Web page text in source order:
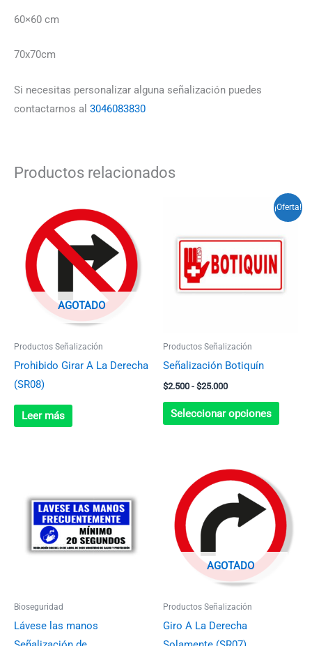
60×60 cm
70x70cm
Si necesitas personalizar alguna señalización puedes
contactarnos al 3046083830
Productos relacionados
AGOTADO
Productos Señalización
Prohibido Girar A La Derecha
(SR08)
Leer más
¡Oferta!
Productos Señalización
Señalización Botiquín
$2.500 - $25.000
desde
hasta
$25.000
Seleccionar opciones
Este
tiene
Bioseguridad
Lávese las manos
desde
$4.500
hasta
$5.000
tiene
múltiples
AGOTADO
Productos Señalización
Giro A La Derecha